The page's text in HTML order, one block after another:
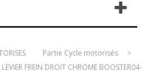
Partie Cycle motorisés
>
LEVIER FREIN DROIT CHROME BOOSTER04-